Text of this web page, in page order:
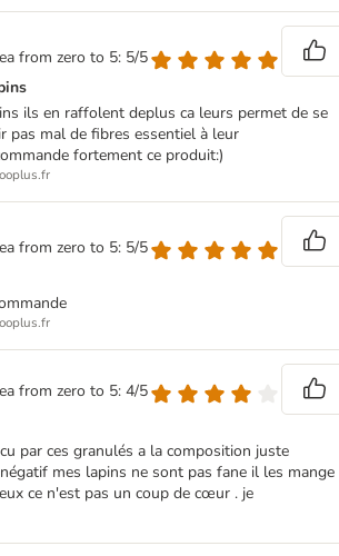
from zero to 5: 5/5
ils en raffolent deplus ca leurs permet de se
pas mal de fibres essentiel à leur
fortement ce produit:)
from zero to 5: 5/5
from zero to 5: 4/5
par ces granulés a la composition juste
mes lapins ne sont pas fane il les mange
ce n'est pas un coup de cœur . je